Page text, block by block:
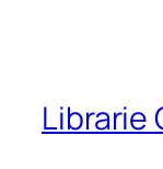
Librarie